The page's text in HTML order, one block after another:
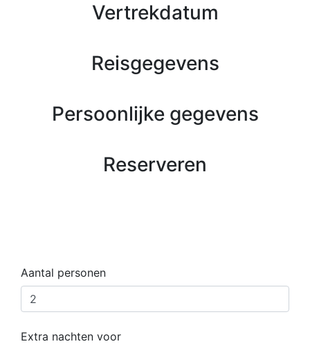
Vertrekdatum
Reisgegevens
Persoonlijke gegevens
Reserveren
Aantal personen
Extra nachten voor